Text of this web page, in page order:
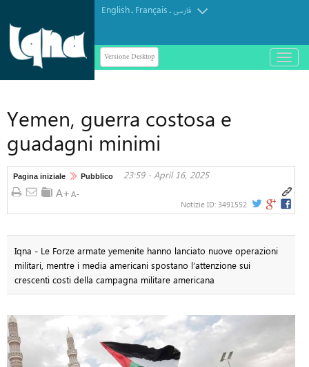
English. Français.فارسی
Versione Desktop
باز
و
Yemen, guerra costosa e
guadagni minimi
Pagina iniziale Pubblico 23:59 - April 16, 2025
Notizie ID: 3491552
Iqna - Le Forze armate yemenite hanno lanciato nuove operazioni
militari, mentre i media americani spostano l’attenzione sui
crescenti costi della campagna militare americana